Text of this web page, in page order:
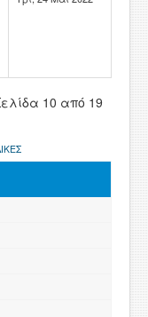
10 από 19